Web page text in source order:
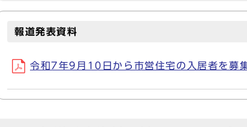
報道発表資料
令和7年9月10日から市営住宅の入居者を